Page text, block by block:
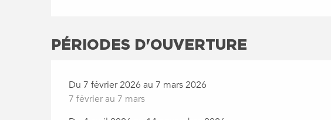
PÉRIODES D'OUVERTURE
Du 7 février 2026 au 7 mars 2026
7 février au 7 mars